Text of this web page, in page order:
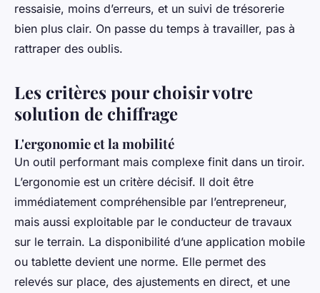
ressaisie, moins d’erreurs, et un suivi de trésorerie
bien plus clair. On passe du temps à travailler, pas à
rattraper des oublis.
Les critères pour choisir votre
solution de chiffrage
L'ergonomie et la mobilité
Un outil performant mais complexe finit dans un tiroir.
L’ergonomie est un critère décisif. Il doit être
immédiatement compréhensible par l’entrepreneur,
mais aussi exploitable par le conducteur de travaux
sur le terrain. La disponibilité d’une application mobile
ou tablette devient une norme. Elle permet des
relevés sur place, des ajustements en direct, et une